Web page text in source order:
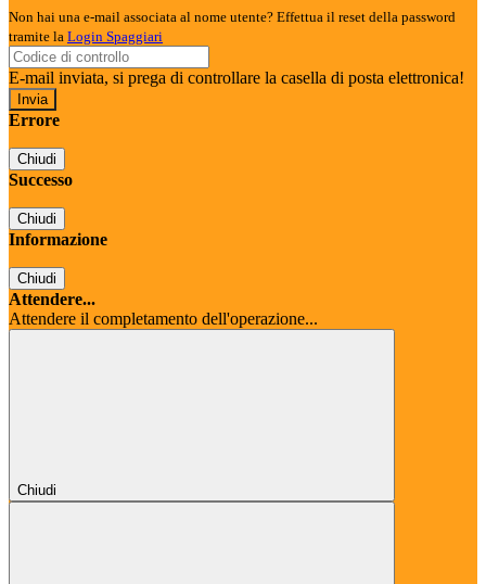
Non hai una e-mail associata al nome utente? Effettua il reset della password
tramite la Login Spaggiari
E-mail inviata, si prega di controllare la casella di posta elettronica!
Errore
Chiudi
Successo
Chiudi
Informazione
Chiudi
Attendere...
Attendere il completamento dell'operazione...
Chiudi